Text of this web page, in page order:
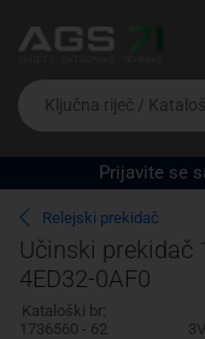
Ova postavka
cijene vašim
Da
biste
potražili
proizvod,
unesite
ključnu
riječ,
kataloški
broj,
EAN
ili
Prijavite se
Relejski prekidač
Učinski prekidač
4ED32-0AF0
Kataloški br:
1736560 - 62